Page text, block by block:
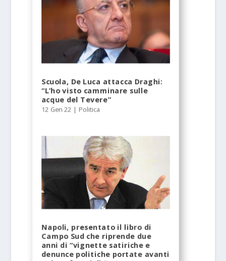
Scuola, De Luca attacca Draghi:
“L’ho visto camminare sulle
acque del Tevere”
12 Gen 22 | Politica
Napoli, presentato il libro di
Campo Sud che riprende due
anni di “vignette satiriche e
denunce politiche portate avanti